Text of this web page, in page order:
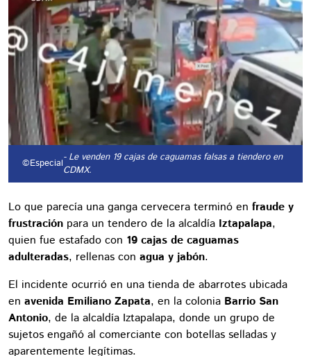
©Especial- Le venden 19 cajas de caguamas falsas a tiendero en
CDMX.
Lo que parecía una ganga cervecera terminó en fraude y
frustración para un tendero de la alcaldía Iztapalapa,
quien fue estafado con 19 cajas de caguamas
adulteradas, rellenas con agua y jabón.
El incidente ocurrió en una tienda de abarrotes ubicada
en avenida Emiliano Zapata, en la colonia Barrio San
Antonio, de la alcaldía Iztapalapa, donde un grupo de
sujetos engañó al comerciante con botellas selladas y
aparentemente legítimas.